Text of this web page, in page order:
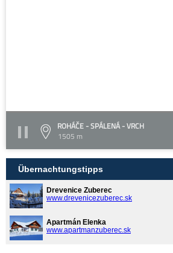
ROHÁČE - SPÁLENÁ - VRCH
1505 m
Übernachtungstipps
Drevenice Zuberec
www.drevenicezuberec.sk
Apartmán Elenka
www.apartmanzuberec.sk